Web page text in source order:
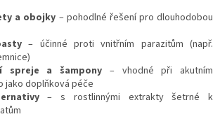
a obojky – pohodlné řešení pro dlouhodobou
– účinné proti vnitřním parazitům (např.
spreje a šampony – vhodné při akutním
jako doplňková péče
– s rostlinnými extrakty šetrné k